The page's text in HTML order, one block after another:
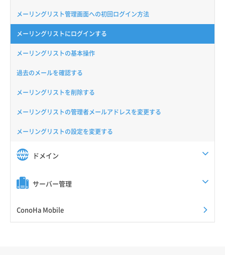
メーリングリスト管理画面への初回ログイン方法
メーリングリストにログインする
メーリングリストの基本操作
過去のメールを確認する
メーリングリストを削除する
メーリングリストの管理者メールアドレスを変更する
メーリングリストの設定を変更する
ドメイン
サーバー管理
ConoHa Mobile